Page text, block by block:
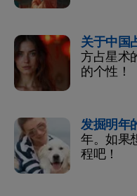
关于中国
方占星术
的个性！
发掘明年
年。如果
程吧！